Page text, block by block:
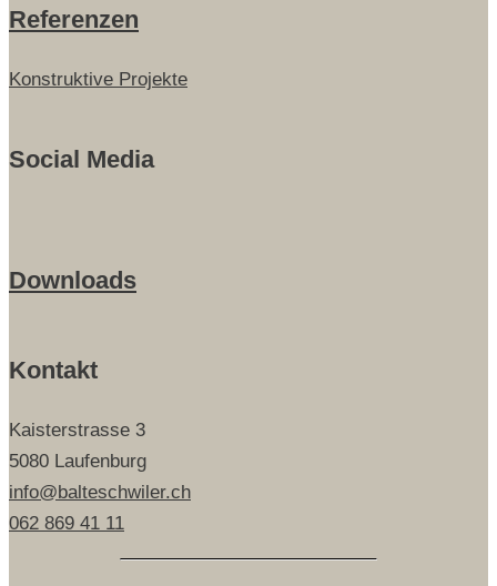
Referenzen
Konstruktive Projekte
Social Media
Downloads
Kontakt
Kaisterstrasse 3
5080 Laufenburg
info@balteschwiler.ch
062 869 41 11